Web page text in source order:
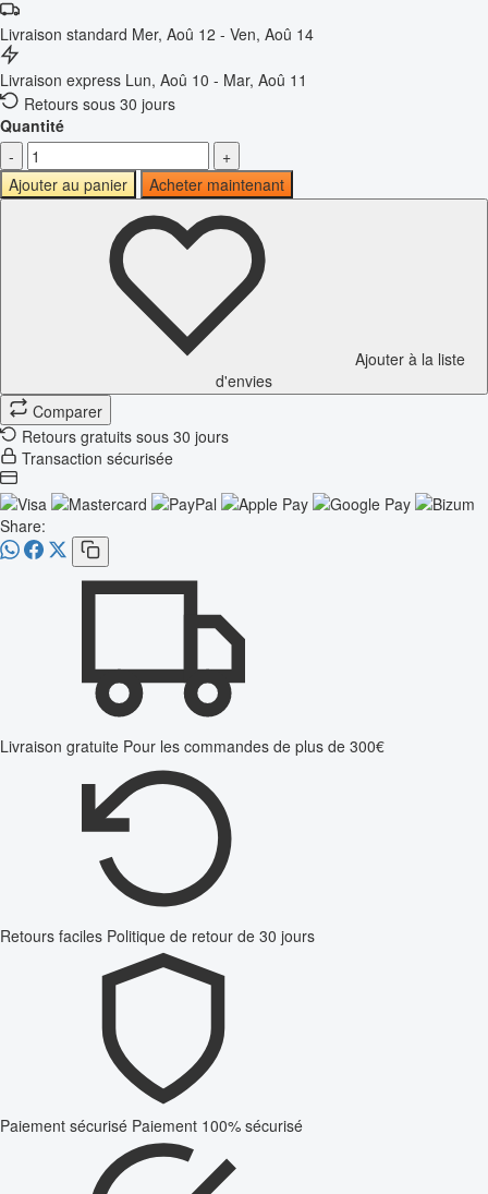
Livraison standard Mer, Aoû 12 - Ven, Aoû 14
Livraison express Lun, Aoû 10 - Mar, Aoû 11
Retours sous 30 jours
Quantité
-
+
Ajouter au panier
Acheter maintenant
Ajouter à la liste
d'envies
Comparer
Retours gratuits sous 30 jours
Transaction sécurisée
Share:
Livraison gratuite Pour les commandes de plus de 300€
Retours faciles Politique de retour de 30 jours
Paiement sécurisé Paiement 100% sécurisé